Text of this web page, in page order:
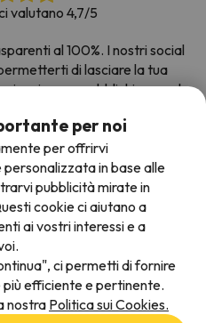
valutano 4,7/5
al 100%. I nostri social
di lasciare la tua
riceviamo e pubblichiamo sul
di 700.000 persone hanno
con Esquiades.com
per noi
per offrirvi
personalizzata in base alle
pubblicità mirate in
cookie ci aiutano a
ai vostri interessi e a
ci permetti di fornire
più efficiente e pertinente.
nostra Politica sui Cookies.